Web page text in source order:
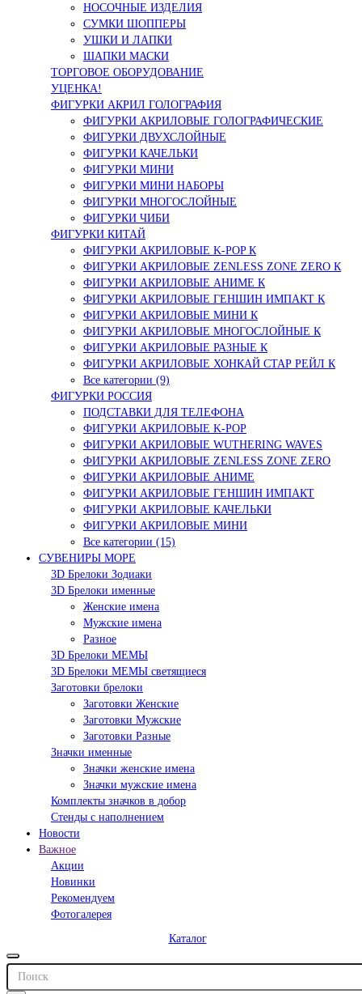
НОСОЧНЫЕ ИЗДЕЛИЯ
СУМКИ ШОППЕРЫ
УШКИ И ЛАПКИ
ШАПКИ МАСКИ
ТОРГОВОЕ ОБОРУДОВАНИЕ
УЦЕНКА!
ФИГУРКИ АКРИЛ ГОЛОГРАФИЯ
ФИГУРКИ АКРИЛОВЫЕ ГОЛОГРАФИЧЕСКИЕ
ФИГУРКИ ДВУХСЛОЙНЫЕ
ФИГУРКИ КАЧЕЛЬКИ
ФИГУРКИ МИНИ
ФИГУРКИ МИНИ НАБОРЫ
ФИГУРКИ МНОГОСЛОЙНЫЕ
ФИГУРКИ ЧИБИ
ФИГУРКИ КИТАЙ
ФИГУРКИ АКРИЛОВЫЕ K-POP К
ФИГУРКИ АКРИЛОВЫЕ ZENLESS ZONE ZERO К
ФИГУРКИ АКРИЛОВЫЕ АНИМЕ К
ФИГУРКИ АКРИЛОВЫЕ ГЕНШИН ИМПАКТ К
ФИГУРКИ АКРИЛОВЫЕ МИНИ К
ФИГУРКИ АКРИЛОВЫЕ МНОГОСЛОЙНЫЕ К
ФИГУРКИ АКРИЛОВЫЕ РАЗНЫЕ К
ФИГУРКИ АКРИЛОВЫЕ ХОНКАЙ СТАР РЕЙЛ К
Все категории (9)
ФИГУРКИ РОССИЯ
ПОДСТАВКИ ДЛЯ ТЕЛЕФОНА
ФИГУРКИ АКРИЛОВЫЕ K-POP
ФИГУРКИ АКРИЛОВЫЕ WUTHERING WAVES
ФИГУРКИ АКРИЛОВЫЕ ZENLESS ZONE ZERO
ФИГУРКИ АКРИЛОВЫЕ АНИМЕ
ФИГУРКИ АКРИЛОВЫЕ ГЕНШИН ИМПАКТ
ФИГУРКИ АКРИЛОВЫЕ КАЧЕЛЬКИ
ФИГУРКИ АКРИЛОВЫЕ МИНИ
Все категории (15)
СУВЕНИРЫ МОРЕ
3D Брелоки Зодиаки
3D Брелоки именные
Женские имена
Мужские имена
Разное
3D Брелоки МЕМЫ
3D Брелоки МЕМЫ светящиеся
Заготовки брелоки
Заготовки Женские
Заготовки Мужские
Заготовки Разные
Значки именные
Значки женские имена
Значки мужские имена
Комплекты значков в добор
Стенды с наполнением
Новости
Важное
Акции
Новинки
Рекомендуем
Фотогалерея
Каталог